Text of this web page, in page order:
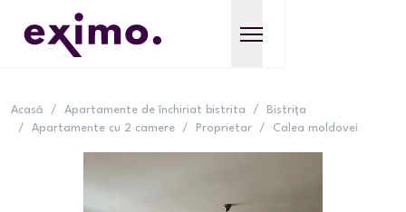
Acasă / Apartamente de închiriat bistrita /
Bistrița
/
Apartamente cu 2 camere / Proprietar / Calea moldovei